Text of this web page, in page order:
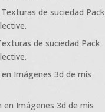
Texturas de suciedad Pack
de suciedad Pack
en Imágenes 3d de mis
en Imágenes 3d de mis